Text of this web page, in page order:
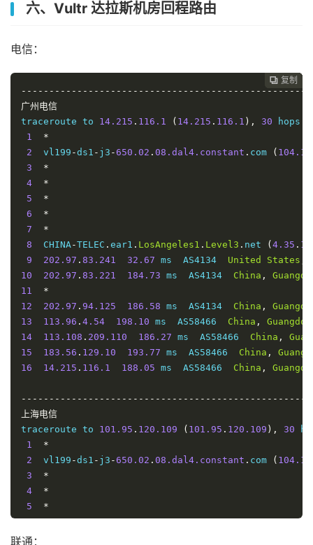
六、Vultr 达拉斯机房回程路由
电信：
 复制
 复制
 复制
 复制
 复制
 复制
广州电信
traceroute to 14.215 . 116.1 ( 14.215 . 116.1 ), 30 hops
1
*
2
  vl199
-ds1 - j3 -650.02 . 08.dal4.constant . com (
3
*
4
*
5
*
6
*
7
*
8
  CHINA
-TELEC . ear1 . LosAngeles1 . Level3 . net ( 4.35 .
9
202.97 . 83.241 32.67 ms  AS4134 United States
10
202.97 . 83.221 184.73 ms  AS4134 China ,
11
*
12
202.97 . 94.125 186.58 ms  AS4134 China ,
13
113.96 . 4.54 198.10 ms  AS58466 China ,
14
113.108 . 209.110 186.27 ms  AS58466 China ,
15
183.56 . 129.10 193.77 ms  AS58466 China ,
16
14.215 . 116.1 188.05 ms  AS58466 China ,
上海电信
traceroute to 101.95 . 120.109 ( 101.95 . 120.109 ), 30
1
*
2
  vl199
-ds1 - j3 -650.02 . 08.dal4.constant . com (
3
*
4
*
5
*
6
*
7
联通：